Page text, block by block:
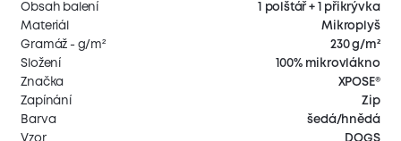
Obsah balení
1 polštář + 1 přikrývka
Materiál
Mikroplyš
Gramáž - g/m²
230 g/m²
Složení
100% mikrovlákno
Značka
XPOSE®
Zapínání
Zip
Barva
šedá/hnědá
Vzor
DOGS